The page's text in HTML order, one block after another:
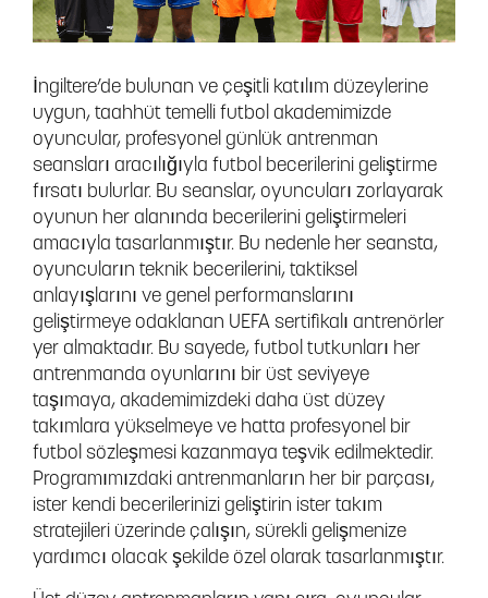
İngiltere’de bulunan ve çeşitli katılım düzeylerine
uygun, taahhüt temelli futbol akademimizde
oyuncular, profesyonel günlük antrenman
seansları aracılığıyla futbol becerilerini geliştirme
fırsatı bulurlar. Bu seanslar, oyuncuları zorlayarak
oyunun her alanında becerilerini geliştirmeleri
amacıyla tasarlanmıştır. Bu nedenle her seansta,
oyuncuların teknik becerilerini, taktiksel
anlayışlarını ve genel performanslarını
geliştirmeye odaklanan UEFA sertifikalı antrenörler
yer almaktadır. Bu sayede, futbol tutkunları her
antrenmanda oyunlarını bir üst seviyeye
taşımaya, akademimizdeki daha üst düzey
takımlara yükselmeye ve hatta profesyonel bir
futbol sözleşmesi kazanmaya teşvik edilmektedir.
Programımızdaki antrenmanların her bir parçası,
ister kendi becerilerinizi geliştirin ister takım
stratejileri üzerinde çalışın, sürekli gelişmenize
yardımcı olacak şekilde özel olarak tasarlanmıştır.